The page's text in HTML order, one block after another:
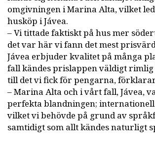
omgivningen i Marina Alta, vilket
husköp i Jávea.
– Vi tittade faktiskt på hus mer
det var här vi fann det mest
Jávea erbjuder kvalitet på många
fall kändes prislappen väldigt
till det vi fick för pengarna,
– Marina Alta och i vårt fall, Jávea,
perfekta blandningen;
vilket vi behövde på grund av
samtidigt som allt kändes naturligt